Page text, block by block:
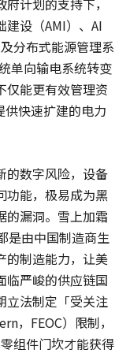
计划的支持下，
建设（AMI）、AI
分布式能源管理系
单向输电系统转变
仅能更有效管理资
供快速扩建的电力
的数字风险，设备
功能，极易成为黑
的漏洞。雪上加霜
是由中国制造商生
的制造能力，让美
临严峻的供应链国
立法制定「受关注
，FEOC）限制，
组件门坎才能获得